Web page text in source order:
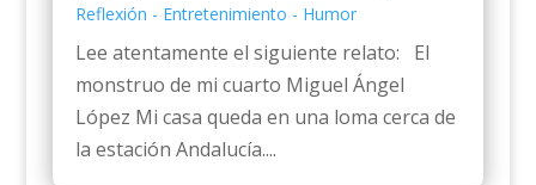
Reflexión - Entretenimiento - Humor
Lee atentamente el siguiente relato: El
monstruo de mi cuarto Miguel Ángel
López Mi casa queda en una loma cerca de
la estación Andalucía....